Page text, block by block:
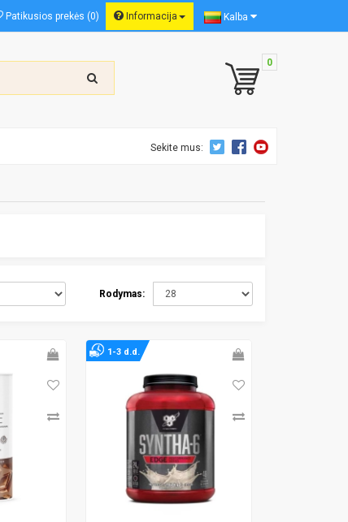
Patikusios prekės (0) Informacija Kalba
0
Sekite mus:
Rodymas:
1-3 d.d.